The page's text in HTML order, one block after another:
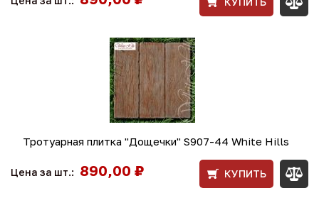
Тротуарная плитка "Дощечки" S907-44 White Hills
Цена за шт.: 890,00 ₽ КУПИТЬ